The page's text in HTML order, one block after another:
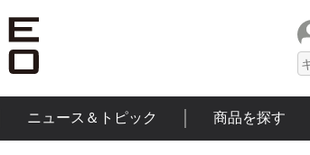
ニュース＆トピック 商品を探す